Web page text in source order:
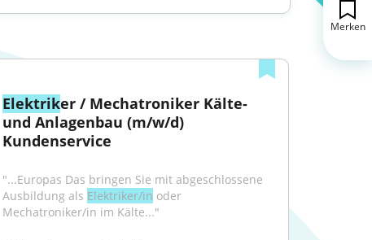
Elektriker / Mechatroniker Kälte-
und Anlagenbau (m/w/d)
Kundenservice
"...Europas Das bringen Sie mit abgeschlossene
Ausbildung als Elektriker/in oder
Mechatroniker/in im Kälte..."
Merken